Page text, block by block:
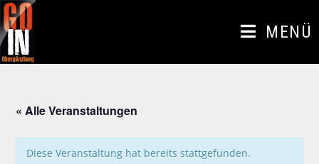
Zum
Inhalt
springen
MENÜ
« Alle Veranstaltungen
Diese Veranstaltung hat bereits stattgefunden.